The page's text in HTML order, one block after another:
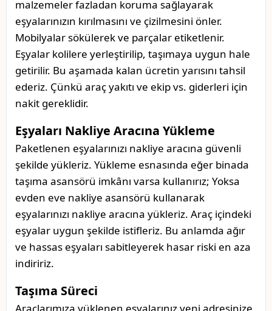
malzemeler fazladan koruma sağlayarak
eşyalarınızın kırılmasını ve çizilmesini önler.
Mobilyalar sökülerek ve parçalar etiketlenir.
Eşyalar kolilere yerleştirilip, taşımaya uygun hale
getirilir. Bu aşamada kalan ücretin yarısını tahsil
ederiz. Çünkü araç yakıtı ve ekip vs. giderleri için
nakit gereklidir.
Eşyaları Nakliye Aracına Yükleme
Paketlenen eşyalarınızı nakliye aracına güvenli
şekilde yükleriz. Yükleme esnasında eğer binada
taşıma asansörü imkânı varsa kullanırız; Yoksa
evden eve nakliye asansörü kullanarak
eşyalarınızı nakliye aracına yükleriz. Araç içindeki
eşyalar uygun şekilde istifleriz. Bu anlamda ağır
ve hassas eşyaları sabitleyerek hasar riski en aza
indiririz.
Taşıma Süreci
Araçlarımıza yüklenen eşyalarınız yeni adresinize